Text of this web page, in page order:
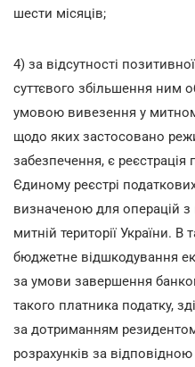
шести місяців;
4) за відсутності
суттєвого збільшення ним
умовою вивезення у
щодо яких застосовано
забезпечення, є реєстрація
Єдиному реєстрі
визначеною для операцій з
митній території України. В
бюджетне відшкодування
за умови завершення
такого платника податку,
за дотриманням
розрахунків за